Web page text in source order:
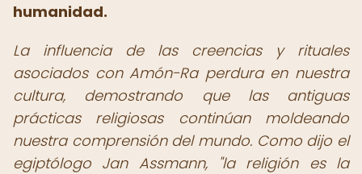
humanidad.
La influencia de las creencias y rituales
asociados con Amón-Ra perdura en nuestra
cultura, demostrando que las antiguas
prácticas religiosas continúan moldeando
nuestra comprensión del mundo. Como dijo el
egiptólogo Jan Assmann, "la religión es la